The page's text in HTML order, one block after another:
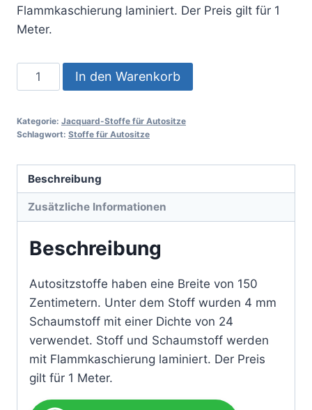
Flammkaschierung laminiert. Der Preis gilt für 1
Meter.
Auto
Seat
No
132
Menge
In den Warenkorb
Kategorie: Jacquard-Stoffe für Autositze
Schlagwort: Stoffe für Autositze
Beschreibung
Zusätzliche Informationen
Beschreibung
Autositzstoffe haben eine Breite von 150
Zentimetern. Unter dem Stoff wurden 4 mm
Schaumstoff mit einer Dichte von 24
verwendet. Stoff und Schaumstoff werden
mit Flammkaschierung laminiert. Der Preis
gilt für 1 Meter.